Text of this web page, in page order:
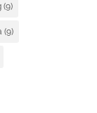
(9)
(9)